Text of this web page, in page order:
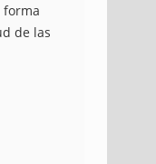
forma
de las